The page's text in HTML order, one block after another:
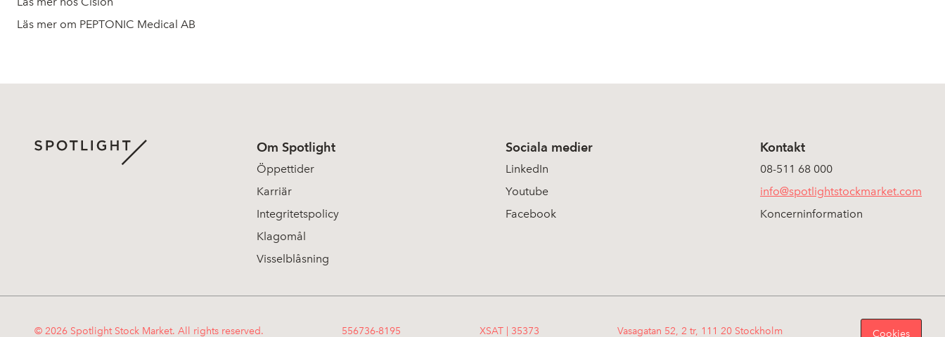
Läs mer om PEPTONIC Medical AB
Om Spotlight
Öppettider
Karriär
Integritetspolicy
Klagomål
Visselblåsning
Sociala medier
LinkedIn
Youtube
Facebook
Kontakt
08-511 68 000
info@spotlightstockmarket.com
Koncerninformation
© 2026 Spotlight Stock Market. All rights reserved. 556736-8195 XSAT | 35373 Vasagatan 52, 2 tr, 111 20 Stockholm Cookies